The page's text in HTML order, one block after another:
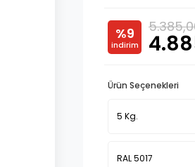
%9
indirim
Ürün Seçenekleri